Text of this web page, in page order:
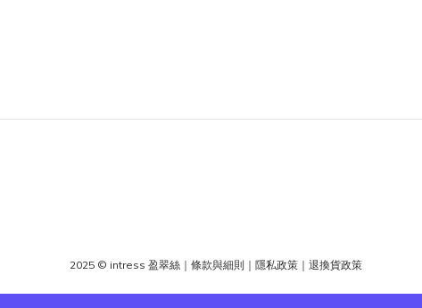
2025 © intress 盈翠絲 ｜ 條款與細則 ｜ 隱私政策 ｜ 退換貨政策